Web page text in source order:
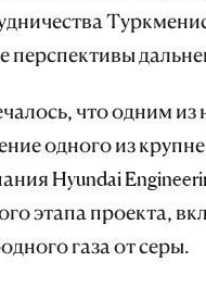
перспективы
что одним из
одного из
Hyundai
этапа проекта,
газа от серы.